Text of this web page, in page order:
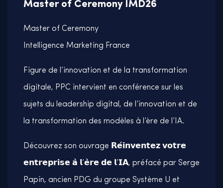
Master of Ceremony IMD26
Master of Ceremony
Intelligence Marketing France
Figure de l’innovation et de la transformation
digitale, PPC intervient en conférence sur les
sujets du leadership digital, de l’innovation et de
la transformation des modèles à l’ère de l’IA.
Découvrez son ouvrage 𝗥𝗲́𝗶𝗻𝘃𝗲𝗻𝘁𝗲𝘇 𝘃𝗼𝘁𝗿𝗲
𝗲𝗻𝘁𝗿𝗲𝗽𝗿𝗶𝘀𝗲 𝗮̀ 𝗹’𝗲̀𝗿𝗲 𝗱𝗲 𝗹’𝗜𝗔, préfacé par Serge
Papin, ancien PDG du groupe Système U et